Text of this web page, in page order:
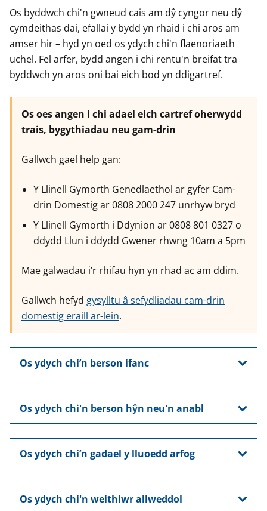
y
f
e
r
e
r
g
f
e
r
Os byddwch chi'n gwneud cais am dŷ cyngor neu dŷ
cymdeithas dai, efallai y bydd yn rhaid i chi aros am
amser hir – hyd yn oed os ydych chi'n flaenoriaeth
uchel. Fel arfer, bydd angen i chi rentu'n breifat tra
byddwch yn aros oni bai eich bod yn ddigartref.
Os oes angen i chi adael eich cartref oherwydd
trais, bygythiadau neu gam-drin
Gallwch gael help gan:
Y Llinell Gymorth Genedlaethol ar gyfer Cam-
drin Domestig ar 0808 2000 247 unrhyw bryd
Y Llinell Gymorth i Ddynion ar 0808 801 0327 o
ddydd Llun i ddydd Gwener rhwng 10am a 5pm
Mae galwadau i’r rhifau hyn yn rhad ac am ddim.
Gallwch hefyd gysylltu â sefydliadau cam-drin
domestig eraill ar-lein.
Os ydych chi’n berson ifanc
Os ydych chi'n berson hŷn neu'n anabl
Os ydych chi’n gadael y lluoedd arfog
Os ydych chi'n weithiwr allweddol